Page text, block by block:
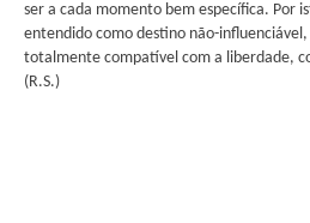
ser a cada momento bem específica. Por
entendido como destino não-
totalmente compatível com a liberdade,
(R.S.)